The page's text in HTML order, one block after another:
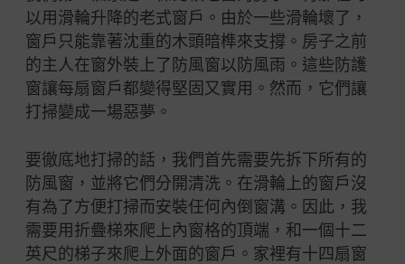
以用滑輪升降的老式窗戶。由於一些滑輪壞了，
窗戶只能靠著沈重的木頭暗榫來支撐。房子之前
的主人在窗外裝上了防風窗以防風雨。這些防護
窗讓每扇窗戶都變得堅固又實用。然而，它們讓
打掃變成一場惡夢。
要徹底地打掃的話，我們首先需要先拆下所有的
防風窗，並將它們分開清洗。在滑輪上的窗戶沒
有為了方便打掃而安裝任何內倒窗溝。因此，我
需要用折疊梯來爬上內窗格的頂端，和一個十二
英尺的梯子來爬上外面的窗戶。家裡有十四扇窗